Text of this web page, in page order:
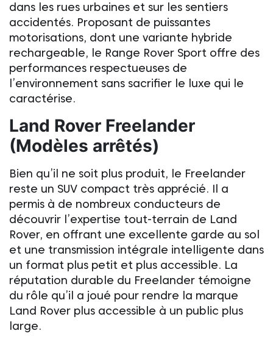
dans les rues urbaines et sur les sentiers
accidentés. Proposant de puissantes
motorisations, dont une variante hybride
rechargeable, le Range Rover Sport offre des
performances respectueuses de
l’environnement sans sacrifier le luxe qui le
caractérise.
Land Rover Freelander
(Modèles arrêtés)
Bien qu’il ne soit plus produit, le Freelander
reste un SUV compact très apprécié. Il a
permis à de nombreux conducteurs de
découvrir l’expertise tout-terrain de Land
Rover, en offrant une excellente garde au sol
et une transmission intégrale intelligente dans
un format plus petit et plus accessible. La
réputation durable du Freelander témoigne
du rôle qu’il a joué pour rendre la marque
Land Rover plus accessible à un public plus
large.